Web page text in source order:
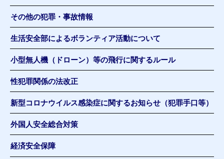
その他の犯罪・事故情報
生活安全部によるボランティア活動について
小型無人機（ドローン）等の飛行に関するルール
性犯罪関係の法改正
新型コロナウイルス感染症に関するお知らせ（犯罪手口等）
外国人安全総合対策
経済安全保障